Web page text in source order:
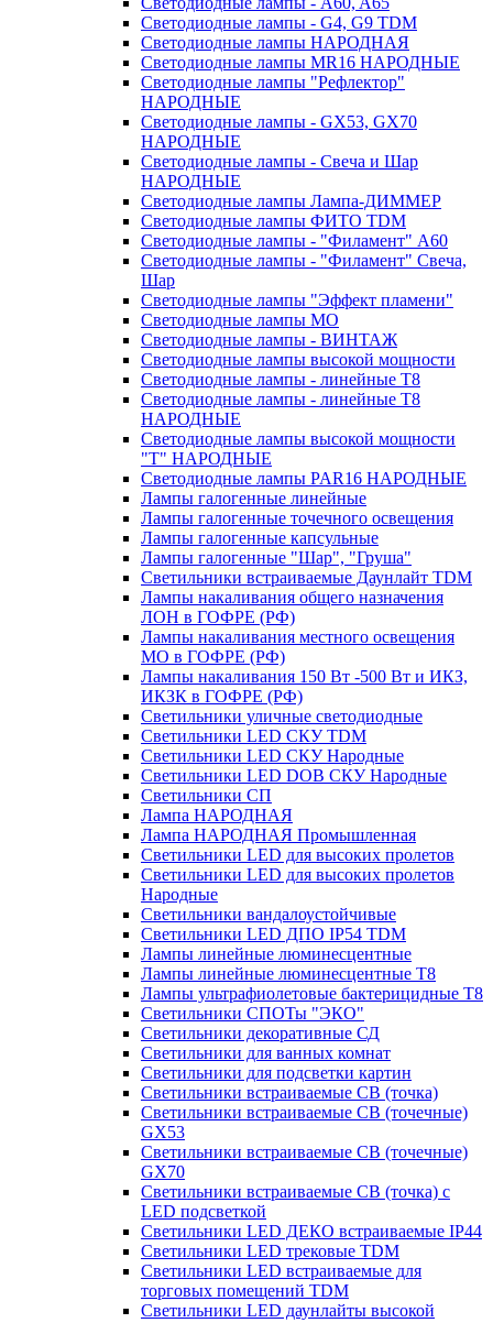
Светодиодные лампы - G4, G9 TDM
Светодиодные лампы НАРОДНАЯ
Светодиодные лампы MR16 НАРОДНЫЕ
Светодиодные лампы "Рефлектор"
НАРОДНЫЕ
Светодиодные лампы - GX53, GX70
НАРОДНЫЕ
Светодиодные лампы - Свеча и Шар
НАРОДНЫЕ
Светодиодные лампы Лампа-ДИММЕР
Светодиодные лампы ФИТО TDM
Светодиодные лампы - "Филамент" A60
Светодиодные лампы - "Филамент" Свеча,
Шар
Светодиодные лампы "Эффект пламени"
Светодиодные лампы МО
Светодиодные лампы - ВИНТАЖ
Светодиодные лампы высокой мощности
Светодиодные лампы - линейные T8
Светодиодные лампы - линейные T8
НАРОДНЫЕ
Светодиодные лампы высокой мощности
"Т" НАРОДНЫЕ
Светодиодные лампы PAR16 НАРОДНЫЕ
Лампы галогенные линейные
Лампы галогенные точечного освещения
Лампы галогенные капсульные
Лампы галогенные "Шар", "Груша"
Светильники встраиваемые Даунлайт TDM
Лампы накаливания общего назначения
ЛОН в ГОФРЕ (РФ)
Лампы накаливания местного освещения
МО в ГОФРЕ (РФ)
Лампы накаливания 150 Вт -500 Вт и ИКЗ,
ИКЗК в ГОФРЕ (РФ)
Светильники уличные светодиодные
Светильники LED СКУ TDM
Светильники LED СКУ Народные
Светильники LED DOB СКУ Народные
Светильники СП
Лампа НАРОДНАЯ
Лампа НАРОДНАЯ Промышленная
Светильники LED для высоких пролетов
Светильники LED для высоких пролетов
Народные
Светильники вандалоустойчивые
Светильники LED ДПО IP54 TDM
Лампы линейные люминесцентные
Лампы линейные люминесцентные Т8
Лампы ультрафиолетовые бактерицидные Т8
Светильники СПОТы "ЭКО"
Светильники декоративные СД
Светильники для ванных комнат
Светильники для подсветки картин
Светильники встраиваемые СВ (точка)
Светильники встраиваемые СВ (точечные)
GX53
Светильники встраиваемые СВ (точечные)
GX70
Светильники встраиваемые СВ (точка) с
LED подсветкой
Светильники LED ДЕКО встраиваемые IP44
Светильники LED трековые TDM
Светильники LED встраиваемые для
торговых помещений TDM
Светильники LED даунлайты высокой